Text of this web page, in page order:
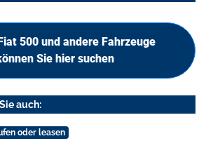
500 und andere Fahrzeuge
Sie hier suchen
auch:
oder leasen